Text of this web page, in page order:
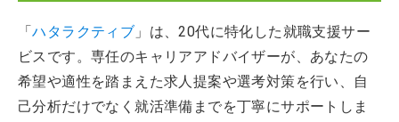
「ハタラクティブ 」は、20代に特化した就職支援サー
ビスです。専任のキャリアアドバイザーが、あなたの
希望や適性を踏まえた求人提案や選考対策を行い、自
己分析だけでなく就活準備までを丁寧にサポートしま